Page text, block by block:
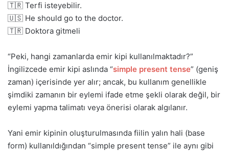
🇹🇷 Terfi isteyebilir.
🇺🇸 He should go to the doctor.
🇹🇷 Doktora gitmeli
“Peki, hangi zamanlarda emir kipi kullanılmaktadır?”
İngilizcede emir kipi aslında “simple present tense” (geniş
zaman) içerisinde yer alır; ancak, bu kullanım genellikle
şimdiki zamanın bir eylemi ifade etme şekli olarak değil, bir
eylemi yapma talimatı veya önerisi olarak algılanır.
Yani emir kipinin oluşturulmasında fiilin yalın hali (base
form) kullanıldığından “simple present tense” ile aynı gibi